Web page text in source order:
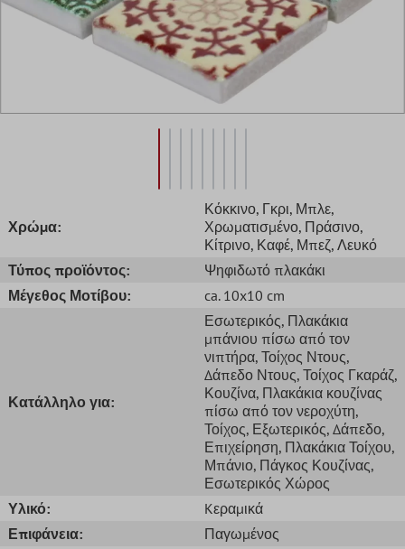
Χρώμα:
Κόκκινο, Γκρι, Μπλε,
Χρωματισμένο, Πράσινο,
Κίτρινο, Καφέ, Μπεζ, Λευκό
Τύπος προϊόντος:
Ψηφιδωτό πλακάκι
Μέγεθος Μοτίβου:
ca. 10x10 cm
Κατάλληλο για:
Εσωτερικός, Πλακάκια
μπάνιου πίσω από τον
νιπτήρα, Τοίχος Ντους,
Δάπεδο Ντους, Τοίχος Γκαράζ,
Κουζίνα, Πλακάκια κουζίνας
πίσω από τον νεροχύτη,
Τοίχος, Εξωτερικός, Δάπεδο,
Επιχείρηση, Πλακάκια Τοίχου,
Μπάνιο, Πάγκος Κουζίνας,
Εσωτερικός Χώρος
Υλικό:
Kεραμικά
Επιφάνεια:
Παγωμένος